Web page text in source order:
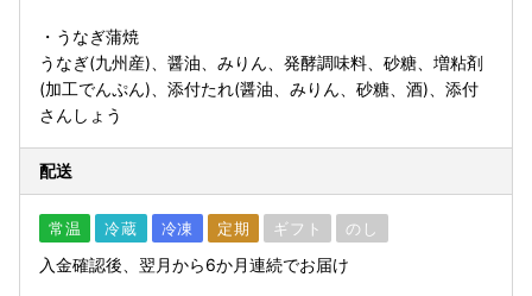
・うなぎ蒲焼
うなぎ(九州産)、醤油、みりん、発酵調味料、砂糖、増粘剤
(加工でんぷん)、添付たれ(醤油、みりん、砂糖、酒)、添付
さんしょう
配送
常温 冷蔵 冷凍 定期 ギフト のし
入金確認後、翌月から6か月連続でお届け